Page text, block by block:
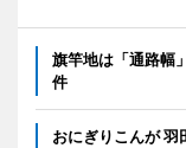
旗竿地は「通路幅
件
おにぎりこんが